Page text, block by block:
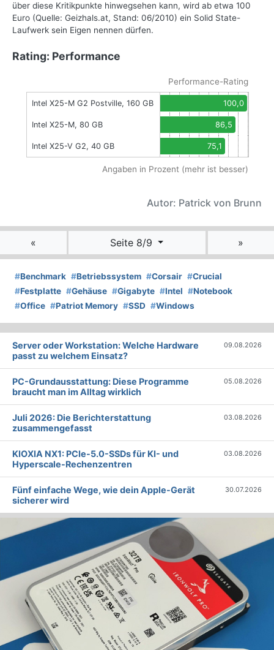
über diese Kritikpunkte hinwegsehen kann, wird ab etwa 100
Euro (Quelle: Geizhals.at, Stand: 06/2010) ein Solid State-
Laufwerk sein Eigen nennen dürfen.
Rating: Performance
Performance-Rating
Intel X25-M G2 Postville, 160 GB 100,0
Intel X25-M, 80 GB 86,5
Intel X25-V G2, 40 GB 75,1
Angaben in Prozent (mehr ist besser)
Autor: Patrick von Brunn
« Seite 8/9 »
#Benchmark #Betriebssystem #Corsair #Crucial
#Festplatte #Gehäuse #Gigabyte #Intel #Notebook
#Office #Patriot Memory #SSD #Windows
Server oder Workstation: Welche Hardware
passt zu welchem Einsatz?
09.08.2026
PC-Grundausstattung: Diese Programme
braucht man im Alltag wirklich
05.08.2026
Juli 2026: Die Bericht­erstattung
zusammengefasst
03.08.2026
KIOXIA NX1: PCIe-5.0-SSDs für KI- und
Hyperscale-Rechenzentren
03.08.2026
Fünf einfache Wege, wie dein Apple-Gerät
sicherer wird
30.07.2026